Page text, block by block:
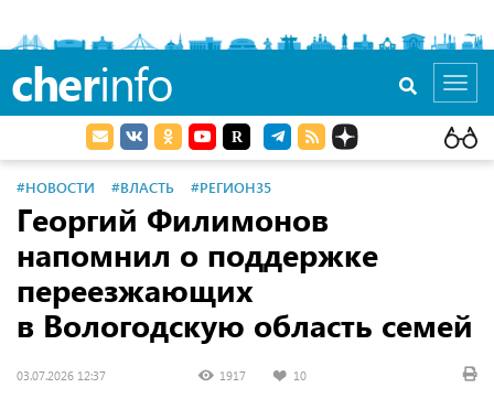
cherinfo
#НОВОСТИ #ВЛАСТЬ #РЕГИОН35
Георгий Филимонов
напомнил о поддержке
переезжающих
в Вологодскую область семей
03.07.2026 12:37 1917 10